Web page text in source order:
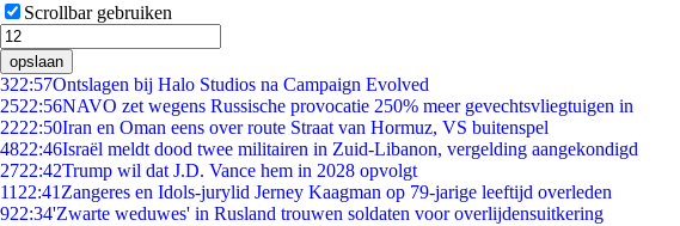
Scrollbar gebruiken
opslaan
322:57Ontslagen bij Halo Studios na Campaign Evolved
2522:56NAVO zet wegens Russische provocatie 250% meer gevechtsvliegtuigen in
2222:50Iran en Oman eens over route Straat van Hormuz, VS buitenspel
4822:46Israël meldt dood twee militairen in Zuid-Libanon, vergelding aangekondigd
2722:42Trump wil dat J.D. Vance hem in 2028 opvolgt
11 22:41 Zangeres en Idols-jurylid Jerney Kaagman op 79-jarige leeftijd overleden
922:34'Zwarte weduwes' in Rusland trouwen soldaten voor overlijdensuitkering